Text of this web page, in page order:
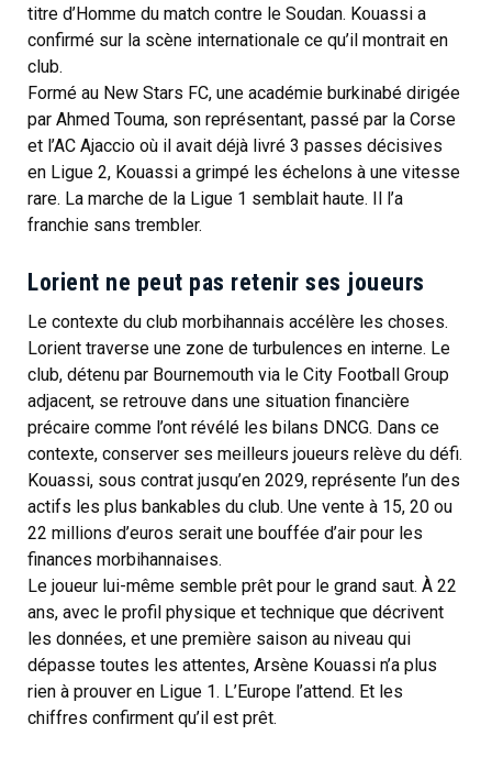
titre d’Homme du match contre le Soudan. Kouassi a
confirmé sur la scène internationale ce qu’il montrait en
club.
Formé au New Stars FC, une académie burkinabé dirigée
par Ahmed Touma, son représentant, passé par la Corse
et l’AC Ajaccio où il avait déjà livré 3 passes décisives
en Ligue 2, Kouassi a grimpé les échelons à une vitesse
rare. La marche de la Ligue 1 semblait haute. Il l’a
franchie sans trembler.
Lorient ne peut pas retenir ses joueurs
Le contexte du club morbihannais accélère les choses.
Lorient traverse une zone de turbulences en interne. Le
club, détenu par Bournemouth via le City Football Group
adjacent, se retrouve dans une situation financière
précaire comme l’ont révélé les bilans DNCG. Dans ce
contexte, conserver ses meilleurs joueurs relève du défi.
Kouassi, sous contrat jusqu’en 2029, représente l’un des
actifs les plus bankables du club. Une vente à 15, 20 ou
22 millions d’euros serait une bouffée d’air pour les
finances morbihannaises.
Le joueur lui-même semble prêt pour le grand saut. À 22
ans, avec le profil physique et technique que décrivent
les données, et une première saison au niveau qui
dépasse toutes les attentes, Arsène Kouassi n’a plus
rien à prouver en Ligue 1. L’Europe l’attend. Et les
chiffres confirment qu’il est prêt.